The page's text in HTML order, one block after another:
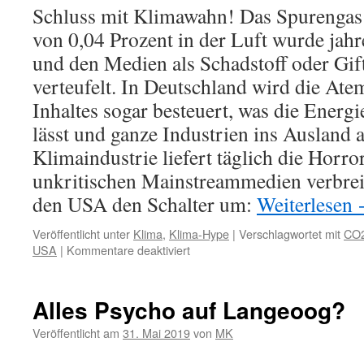
Schluss mit Klimawahn! Das
von 0,04 Prozent in der Luft wurde
und den Medien als Schadstoff oder
verteufelt. In Deutschland wird die
Inhaltes sogar besteuert, was die
lässt und ganze Industrien ins Ausland
Klimaindustrie liefert täglich die
unkritischen Mainstreammedien
den USA den Schalter um: Weiterlesen
Veröffentlicht unter Klima, Klima-Hype | Verschlagwortet mit
USA | Kommentare deaktiviertfür
Klimawahn!
Alles Psycho auf Langeoog?
Veröffentlicht am 31. Mai 2019von MK